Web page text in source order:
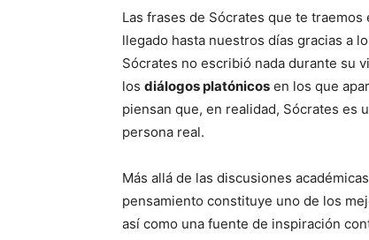
Las frases de Sócrates que te traemos
llegado hasta nuestros días gracias a
Sócrates no escribió nada durante su
los diálogos platónicos en los que
piensan que, en realidad, Sócrates es
persona real.
Más allá de las discusiones
pensamiento constituye uno de los
así como una fuente de inspiración